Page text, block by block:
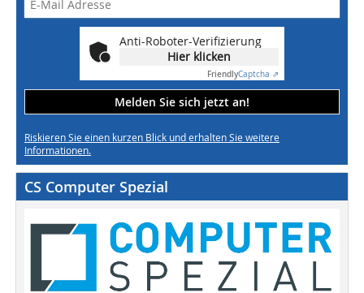
Anti-Roboter-Verifizierung
Hier klicken
FriendlyCaptcha ⇗
Melden Sie sich jetzt an!
Riskieren Sie einen kurzen Blick und erhalten Sie weitere
Informationen.
CS Computer Spezial